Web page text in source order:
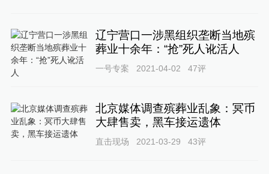
辽宁营口一涉黑组织垄断当地殡
葬业十余年：“抢”死人讹活人
一号专案 2021-04-02 47评
北京媒体调查殡葬业乱象：冥币
大肆售卖，黑车接运遗体
直击现场 2021-03-29 43评